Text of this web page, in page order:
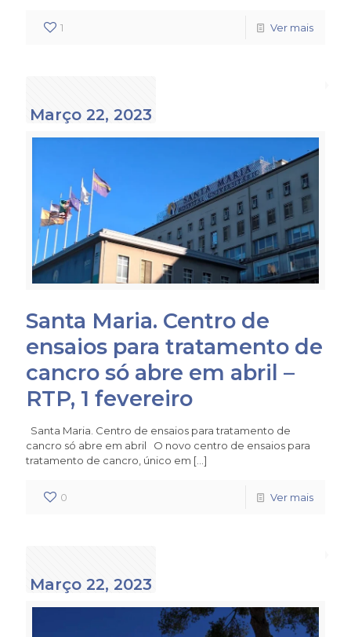
1 Ver mais
Março 22, 2023
Santa Maria. Centro de
ensaios para tratamento de
cancro só abre em abril –
RTP, 1 fevereiro
Santa Maria. Centro de ensaios para tratamento de
cancro só abre em abril O novo centro de ensaios para
tratamento de cancro, único em […]
0 Ver mais
Março 22, 2023